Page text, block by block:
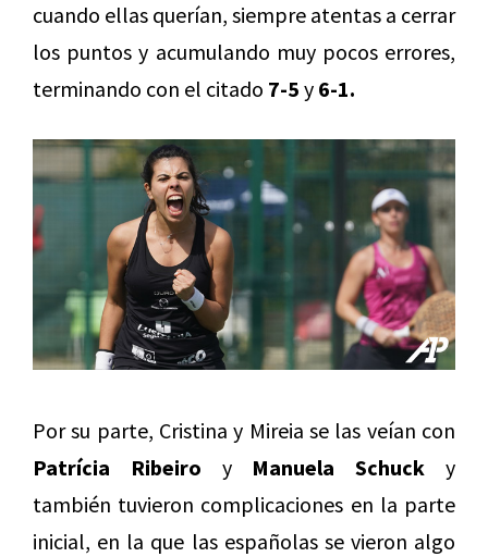
cuando ellas querían, siempre atentas a cerrar
los puntos y acumulando muy pocos errores,
terminando con el citado 7-5 y 6-1.
Por su parte, Cristina y Mireia se las veían con
Patrícia Ribeiro y Manuela Schuck y
también tuvieron complicaciones en la parte
inicial, en la que las españolas se vieron algo